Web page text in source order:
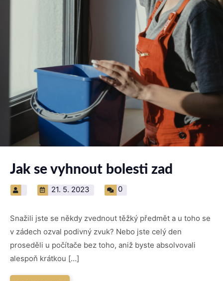
Jak se vyhnout bolesti zad
21. 5. 2023 0
Snažili jste se někdy zvednout těžký předmět a u toho se
v zádech ozval podivný zvuk? Nebo jste celý den
proseděli u počítače bez toho, aniž byste absolvovali
alespoň krátkou […]